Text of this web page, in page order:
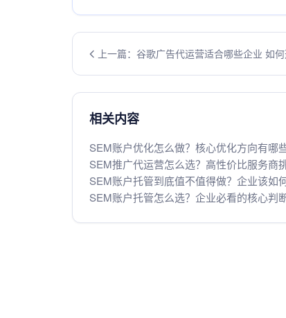
上一篇：谷歌广告代运营适合哪些企业 如
相关内容
SEM账户优化怎么做？核心优化方向有哪些
SEM推广代运营怎么选？高性价比服务商
SEM账户托管到底值不值得做？企业该如
SEM账户托管怎么选？企业必看的核心判